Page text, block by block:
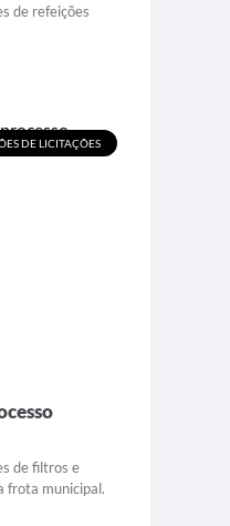
de refeições
DE LICITAÇÕES
de filtros e
frota municipal.